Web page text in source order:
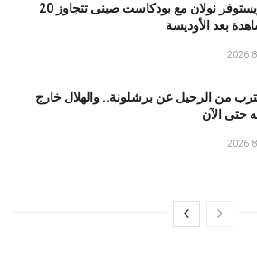
مقابلة كريستوفر نولان مع بودكاست صينى تتجاوز 20
بعد الأوديسة
من الرحيل عن برشلونة.. والهلال خارج
حتى الآن